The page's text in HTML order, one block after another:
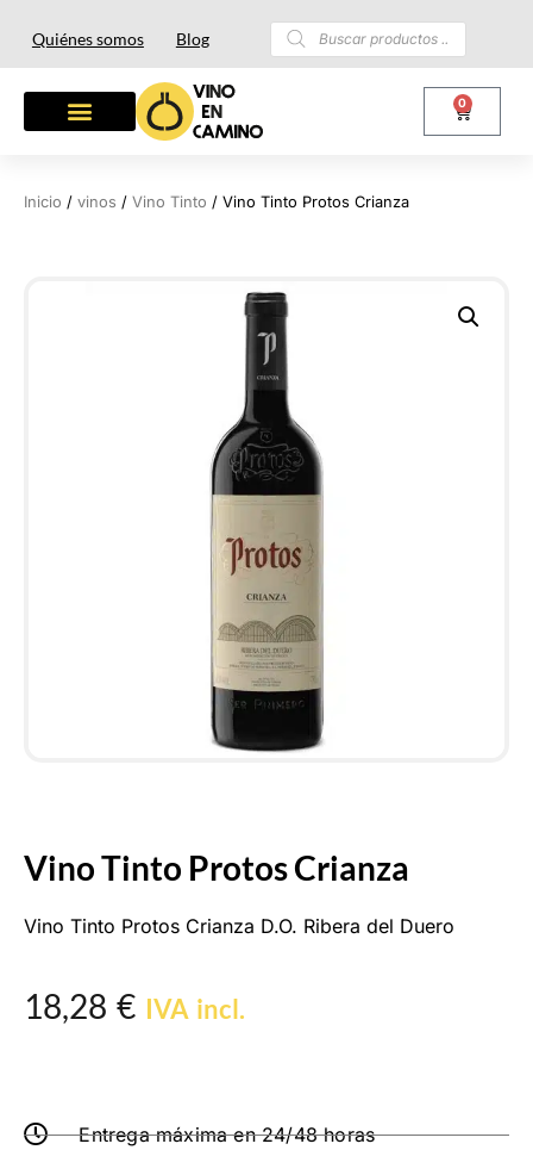
Quiénes somos Blog
0
Inicio / vinos / Vino Tinto / Vino Tinto Protos Crianza
Vino Tinto Protos Crianza
Vino Tinto Protos Crianza D.O. Ribera del Duero
18,28 € IVA incl.
Entrega máxima en 24/48 horas